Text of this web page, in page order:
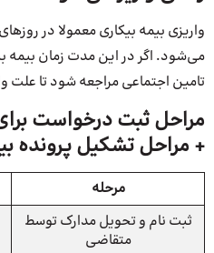
واریزی بیمه بیکاری معمولا در
می‌شود. اگر در این مدت زمان بیمه
تامین اجتماعی مراجعه شود تا علت
مراحل ثبت درخواست
+ مراحل تشکیل پرونده
مرحله
ثبت نام و تحویل مدارک توسط
متقاضی